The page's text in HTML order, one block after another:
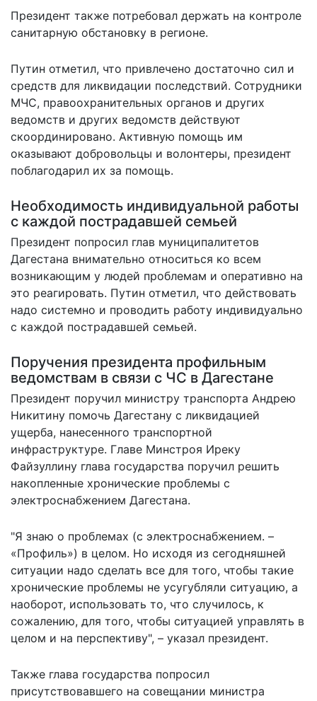
Президент также потребовал держать на контроле
санитарную обстановку в регионе.
Путин отметил, что привлечено достаточно сил и
средств для ликвидации последствий. Сотрудники
МЧС, правоохранительных органов и других
ведомств и других ведомств действуют
скоординировано. Активную помощь им
оказывают добровольцы и волонтеры, президент
поблагодарил их за помощь.
Необходимость индивидуальной работы
с каждой пострадавшей семьей
Президент попросил глав муниципалитетов
Дагестана внимательно относиться ко всем
возникающим у людей проблемам и оперативно на
это реагировать. Путин отметил, что действовать
надо системно и проводить работу индивидуально
с каждой пострадавшей семьей.
Поручения президента профильным
ведомствам в связи с ЧС в Дагестане
Президент поручил министру транспорта Андрею
Никитину помочь Дагестану с ликвидацией
ущерба, нанесенного транспортной
инфраструктуре. Главе Минстроя Иреку
Файзуллину глава государства поручил решить
накопленные хронические проблемы с
электроснабжением Дагестана.
"Я знаю о проблемах (с электроснабжением. –
«Профиль») в целом. Но исходя из сегодняшней
ситуации надо сделать все для того, чтобы такие
хронические проблемы не усугубляли ситуацию, а
наоборот, использовать то, что случилось, к
сожалению, для того, чтобы ситуацией управлять в
целом и на перспективу", – указал президент.
Также глава государства попросил
присутствовавшего на совещании министра